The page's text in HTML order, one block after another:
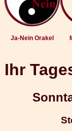
Ja-Nein Orakel
Ihr